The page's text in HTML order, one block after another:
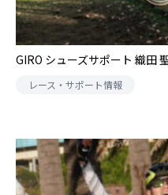
GIRO シューズサポート 織田
レース・サポート情報